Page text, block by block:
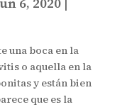
una boca en la
o aquella en la
y están bien
que es la